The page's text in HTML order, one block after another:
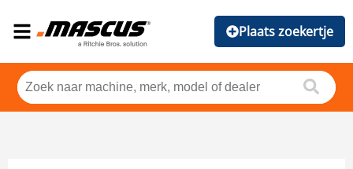
Plaats zoekertje